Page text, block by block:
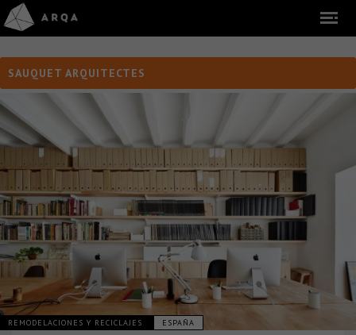
SAUQUET ARQUITECTES
REMODELACIONES Y RECICLAJES ESPAÑA